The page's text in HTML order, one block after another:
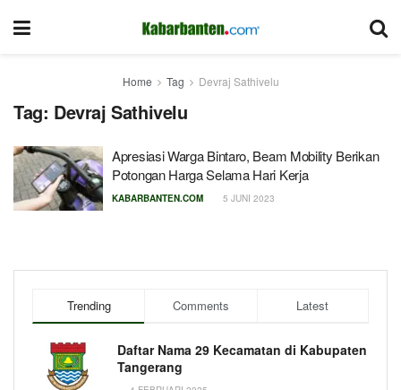
Home Tag Devraj Sathivelu
Tag: Devraj Sathivelu
Apresiasi Warga Bintaro, Beam Mobility Berikan
Potongan Harga Selama Hari Kerja
KABARBANTEN.COM 5 JUNI 2023
Trending Comments Latest
Daftar Nama 29 Kecamatan di Kabupaten
Tangerang